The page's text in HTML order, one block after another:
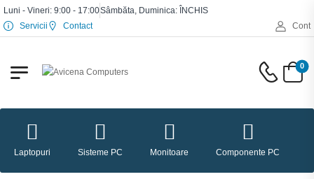
Luni - Vineri: 9:00 - 17:00Sâmbăta, Duminica: ÎNCHIS
Servicii
Contact Cont
0
Laptopuri Sisteme PC Monitoare Componente PC